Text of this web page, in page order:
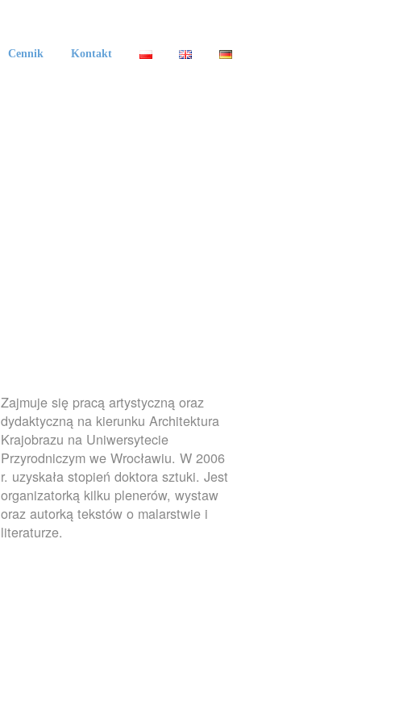
Cennik Kontakt
Zajmuje się pracą artystyczną oraz
dydaktyczną na kierunku Architektura
Krajobrazu na Uniwersytecie
Przyrodniczym we Wrocławiu. W 2006
r. uzyskała stopień doktora sztuki. Jest
organizatorką kilku plenerów, wystaw
oraz autorką tekstów o malarstwie i
literaturze.